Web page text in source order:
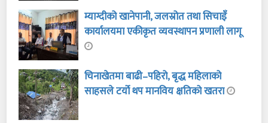
म्याग्दीको खानेपानी, जलस्रोत तथा सिचाइँ
कार्यालयमा एकीकृत व्यवस्थापन प्रणाली लागू
चिनाखेतमा बाढी–पहिरो, बृद्ध महिलाको
साहसले टर्यो थप मानविय क्षतिको खतरा